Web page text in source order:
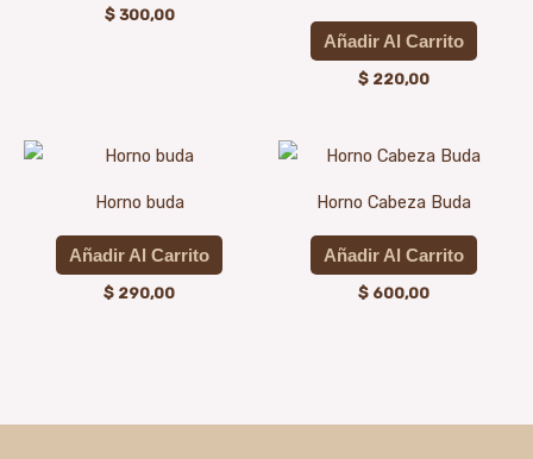
$300,00
Añadir Al Carrito
$ 220,00
Horno buda
Añadir Al Carrito
$ 290,00
Horno Cabeza Buda
Añadir Al Carrito
$ 600,00